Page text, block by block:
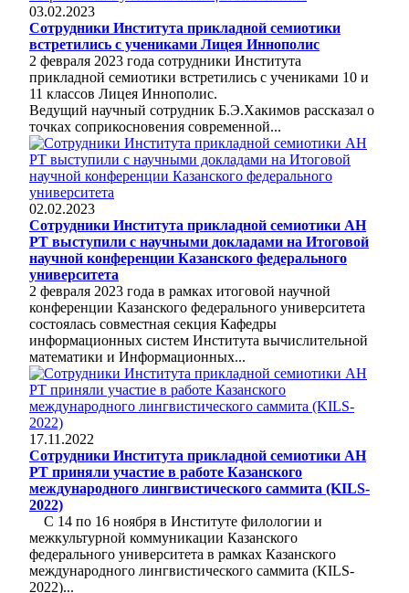
03.02.2023
Сотрудники Института прикладной семиотики
встретились с учениками Лицея Иннополис
2 февраля 2023 года сотрудники Института
прикладной семиотики встретились с учениками 10 и
11 классов Лицея Иннополис.
Ведущий научный сотрудник Б.Э.Хакимов рассказал о
точках соприкосновения современной...
02.02.2023
Сотрудники Института прикладной семиотики АН
РТ выступили с научными докладами на Итоговой
научной конференции Казанского федерального
университета
2 февраля 2023 года в рамках итоговой научной
конференции Казанского федерального университета
состоялась совместная секция Кафедры
информационных систем Института вычислительной
математики и Информационных...
17.11.2022
Сотрудники Института прикладной семиотики АН
РТ приняли участие в работе Казанского
международного лингвистического саммита (KILS-
2022)
С 14 по 16 ноября в Институте филологии и
межкультурной коммуникации Казанского
федерального университета в рамках Казанского
международного лингвистического саммита (KILS-
2022)...